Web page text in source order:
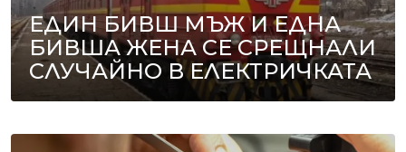
ЕДИН БИВШ МЪЖ И ЕДНА
БИВША ЖЕНА СЕ СРЕЩНАЛИ
СЛУЧАЙНО В ЕЛЕКТРИЧКАТА